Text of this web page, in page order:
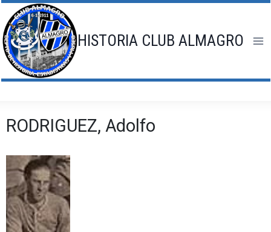
Saltar
al
contenido
HISTORIA CLUB ALMAGRO
RODRIGUEZ, Adolfo